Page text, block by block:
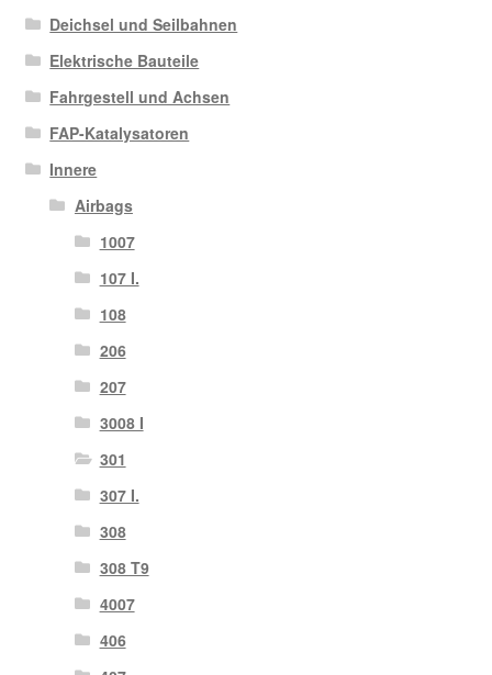
Deichsel und Seilbahnen
Elektrische Bauteile
Fahrgestell und Achsen
FAP-Katalysatoren
Innere
Airbags
1007
107 I.
108
206
207
3008 I
301
307 I.
308
308 T9
4007
406